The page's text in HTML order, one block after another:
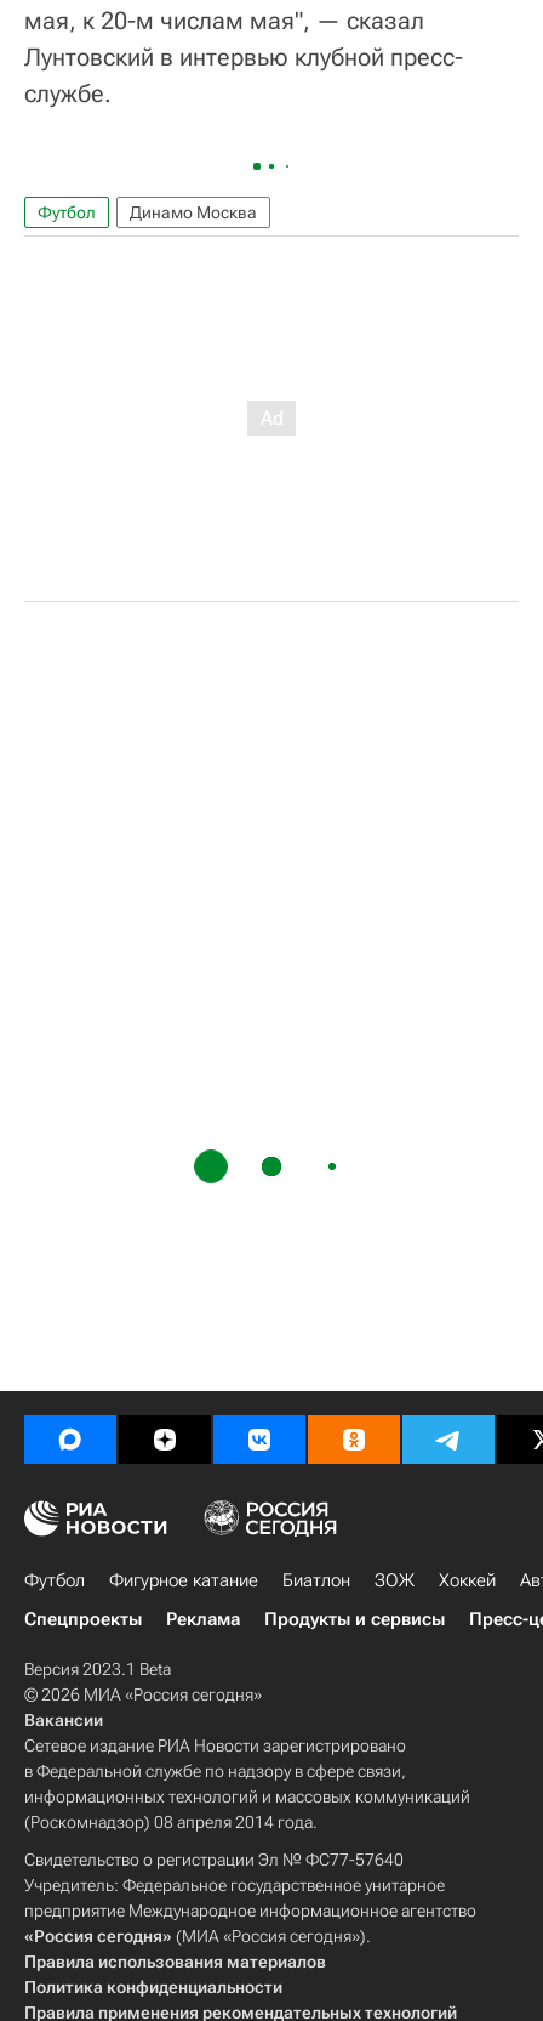
мая, к 20-м числам мая", — сказал
Лунтовский в интервью клубной пресс-
службе.
Футбол Динамо Москва
Футбол Фигурное катание Биатлон ЗОЖ Хоккей
Спецпроекты
Реклама Продукты и сервисы Пресс-
Версия 2023.1 Beta
© 2026 МИА «Россия сегодня»
Вакансии
Сетевое издание РИА Новости зарегистрировано
в Федеральной службе по надзору в сфере связи,
информационных технологий и массовых коммуникаций
(Роскомнадзор) 08 апреля 2014 года.
Свидетельство о регистрации Эл № ФС77-57640
Учредитель: Федеральное государственное унитарное
предприятие Международное информационное агентство
«Россия сегодня» (МИА «Россия сегодня»).
Правила использования материалов
Политика конфиденциальности
Правила применения рекомендательных технологий